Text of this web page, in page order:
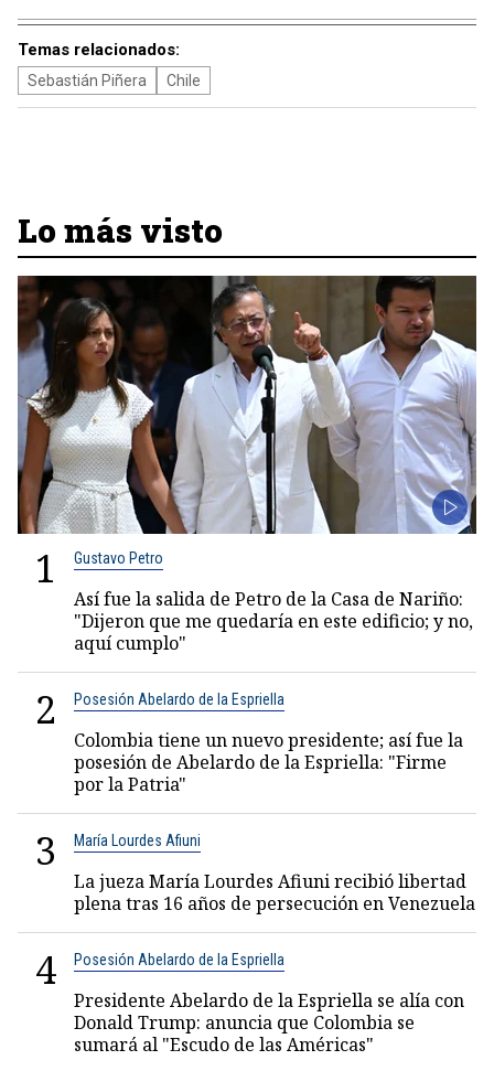
Temas relacionados:
Sebastián Piñera Chile
Lo más visto
1 Gustavo Petro
Así fue la salida de Petro de la Casa de Nariño:
"Dijeron que me quedaría en este edificio; y no,
aquí cumplo"
2 Posesión Abelardo de la Espriella
Colombia tiene un nuevo presidente; así fue la
posesión de Abelardo de la Espriella: "Firme
por la Patria"
3 María Lourdes Afiuni
La jueza María Lourdes Afiuni recibió libertad
plena tras 16 años de persecución en Venezuela
4 Posesión Abelardo de la Espriella
Presidente Abelardo de la Espriella se alía con
Donald Trump: anuncia que Colombia se
sumará al "Escudo de las Américas"